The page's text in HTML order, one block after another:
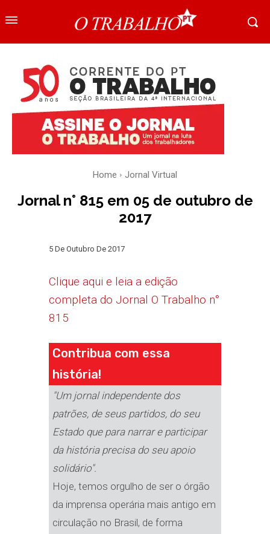
Home Jornal Virtual
Jornal n° 815 em 05 de outubro de
2017
5 De Outubro De 2017
Clique aqui e leia a edição
completa do Jornal O Trabalho n°
815
Contribua com essa
história!
"Um jornal independente dos
patrões, de seus partidos, do seu
Estado que para narrar e participar
da história precisa do seu apoio
solidário".
Hoje, temos orgulho de ser o órgão
da imprensa operária mais antigo em
circulação no Brasil, de forma